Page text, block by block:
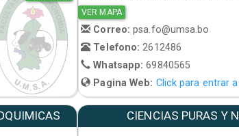
VER MAPA
Correo:psa.fo@umsa.bo
Telefono: 2612486
Whatsapp:69840565
Pagina Web: Click para entrar
CIENCIAS PURAS Y